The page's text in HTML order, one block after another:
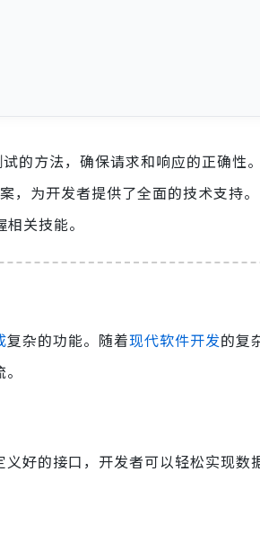
的方法，确保请求和响应的正确性
，为开发者提供了全面的技术支持。
关技能。
复杂的功能。随着现代软件开发的复
好的接口，开发者可以轻松实现数